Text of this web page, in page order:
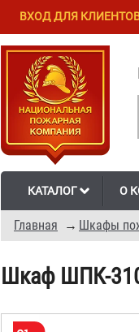
Перейти к
содержанию
Skip to
КАТАЛОГ О
Главная → Шкафы
ВХОД ДЛЯ
Шкаф ШПК-